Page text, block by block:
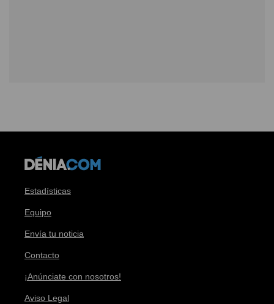
Estadísticas
Equipo
Envía tu noticia
Contacto
¡Anúnciate con nosotros!
Aviso Legal